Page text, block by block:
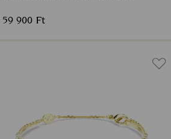
59 900 Ft